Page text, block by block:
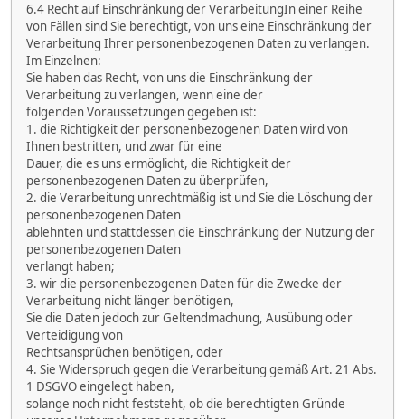
6.4 Recht auf Einschränkung der VerarbeitungIn einer Reihe
von Fällen sind Sie berechtigt, von uns eine Einschränkung der
Verarbeitung Ihrer personenbezogenen Daten zu verlangen.
Im Einzelnen:
Sie haben das Recht, von uns die Einschränkung der
Verarbeitung zu verlangen, wenn eine der
folgenden Voraussetzungen gegeben ist:
1. die Richtigkeit der personenbezogenen Daten wird von
Ihnen bestritten, und zwar für eine
Dauer, die es uns ermöglicht, die Richtigkeit der
personenbezogenen Daten zu überprüfen,
2. die Verarbeitung unrechtmäßig ist und Sie die Löschung der
personenbezogenen Daten
ablehnten und stattdessen die Einschränkung der Nutzung der
personenbezogenen Daten
verlangt haben;
3. wir die personenbezogenen Daten für die Zwecke der
Verarbeitung nicht länger benötigen,
Sie die Daten jedoch zur Geltendmachung, Ausübung oder
Verteidigung von
Rechtsansprüchen benötigen, oder
4. Sie Widerspruch gegen die Verarbeitung gemäß Art. 21 Abs.
1 DSGVO eingelegt haben,
solange noch nicht feststeht, ob die berechtigten Gründe